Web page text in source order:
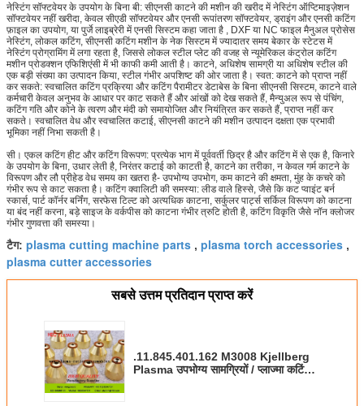
नेस्टिंग सॉफ्टवेयर के उपयोग के बिना बी: सीएनसी काटने की मशीन की खरीद में नेस्टिंग ऑप्टिमाइज़ेशन
सॉफ्टवेयर नहीं खरीदा, केवल सीएडी सॉफ्टवेयर और एनसी रूपांतरण सॉफ्टवेयर, ड्राइंग और एनसी कटिंग
फ़ाइल का उपयोग, या पुर्जे लाइब्रेरी में एनसी सिस्टम कहा जाता है , DXF या NC फाइल मैनुअल प्रोसेस
नेस्टिंग, लोकल कटिंग, सीएनसी कटिंग मशीन के नेक सिस्टम में ज्यादातर समय बेकार के स्टेटस में
नेस्टिंग प्रोग्रामिंग में लगा रहता है, जिससे लोकल स्टील प्लेट की वजह से न्यूमेरिकल कंट्रोल कटिंग
मशीन प्रोडक्शन एफिशिएंसी में भी काफी कमी आती है। काटने, अधिशेष सामग्री या अधिशेष स्टील की
एक बड़ी संख्या का उत्पादन किया, स्टील गंभीर अपशिष्ट की ओर जाता है। स्वत: काटने को प्राप्त नहीं
कर सकते: स्वचालित कटिंग प्रक्रिया और कटिंग पैरामीटर डेटाबेस के बिना सीएनसी सिस्टम, काटने वाले
कर्मचारी केवल अनुभव के आधार पर काट सकते हैं और आंखों को देख सकते हैं, मैन्युअल रूप से पंचिंग,
कटिंग गति और कोने के त्वरण और मंदी को समायोजित और नियंत्रित कर सकते हैं, प्राप्त नहीं कर
सकते। स्वचालित वेध और स्वचालित कटाई, सीएनसी काटने की मशीन उत्पादन दक्षता एक प्रभावी
भूमिका नहीं निभा सकती है।
सी। एकल कटिंग हीट और कटिंग विरूपण: प्रत्येक भाग में पूर्ववर्ती छिद्र है और कटिंग में से एक है, किनारे
के उपयोग के बिना, उधार लेती है, निरंतर कटाई को काटती है, काटने का तरीका, न केवल गर्म काटने के
विरूपण और लौ प्रीहेड वेध समय का खतरा है- उपभोग्य उपभोग, कम काटने की क्षमता, मुंह के कचरे को
गंभीर रूप से काट सकता है। कटिंग क्वालिटी की समस्या: लीड वाले हिस्से, जैसे कि कट प्वाइंट बर्न
स्कार्स, पार्ट कॉर्नर बर्निंग, सरफेस टिल्ट को अत्यधिक काटना, सर्कुलर पार्ट्स सर्किल विरूपण को काटना
या बंद नहीं करना, बड़े साइज के वर्कपीस को काटना गंभीर त्रुटि होती है, कटिंग विकृति जैसे नॉन क्लोजर
गंभीर गुणवत्ता की समस्या।
टैग: plasma cutting machine parts , plasma torch accessories ,
plasma cutter accessories
सबसे उत्तम प्रतिदान प्राप्त करें
.11.845.401.162 M3008 Kjellberg
Plasma उपभोग्य सामग्रियों / प्लाज्मा कटिंग